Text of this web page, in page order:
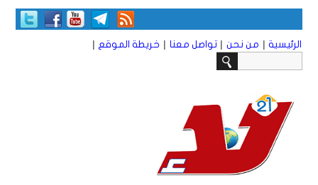
الرئيسية | من نحن | تواصل معنا | خريطة الموقع |